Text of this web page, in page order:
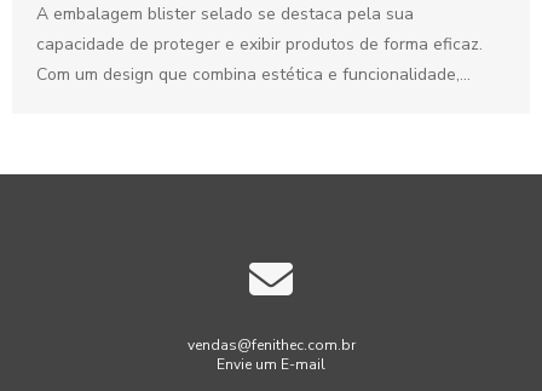
A embalagem blister selado se destaca pela sua
capacidade de proteger e exibir produtos de forma eficaz.
Com um design que combina estética e funcionalidade,...
vendas@fenithec.com.br
Envie um E-mail